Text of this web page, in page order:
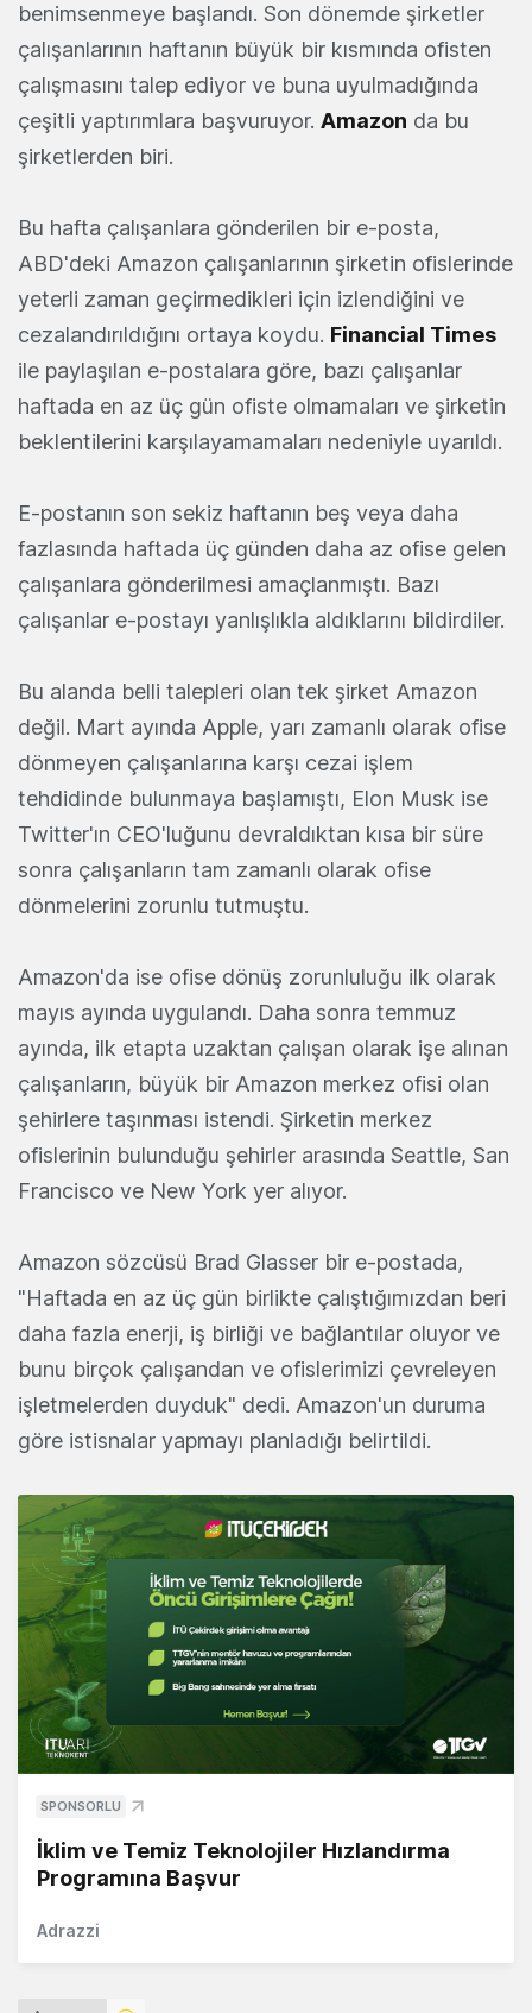
benimsenmeye başlandı. Son dönemde şirketler
çalışanlarının haftanın büyük bir kısmında ofisten
çalışmasını talep ediyor ve buna uyulmadığında
çeşitli yaptırımlara başvuruyor. Amazon da bu
şirketlerden biri.
Bu hafta çalışanlara gönderilen bir e-posta,
ABD'deki Amazon çalışanlarının şirketin ofislerinde
yeterli zaman geçirmedikleri için izlendiğini ve
cezalandırıldığını ortaya koydu. Financial Times
ile paylaşılan e-postalara göre, bazı çalışanlar
haftada en az üç gün ofiste olmamaları ve şirketin
beklentilerini karşılayamamaları nedeniyle uyarıldı.
E-postanın son sekiz haftanın beş veya daha
fazlasında haftada üç günden daha az ofise gelen
çalışanlara gönderilmesi amaçlanmıştı. Bazı
çalışanlar e-postayı yanlışlıkla aldıklarını bildirdiler.
Bu alanda belli talepleri olan tek şirket Amazon
değil. Mart ayında Apple, yarı zamanlı olarak ofise
dönmeyen çalışanlarına karşı cezai işlem
tehdidinde bulunmaya başlamıştı, Elon Musk ise
Twitter'ın CEO'luğunu devraldıktan kısa bir süre
sonra çalışanların tam zamanlı olarak ofise
dönmelerini zorunlu tutmuştu.
Amazon'da ise ofise dönüş zorunluluğu ilk olarak
mayıs ayında uygulandı. Daha sonra temmuz
ayında, ilk etapta uzaktan çalışan olarak işe alınan
çalışanların, büyük bir Amazon merkez ofisi olan
şehirlere taşınması istendi. Şirketin merkez
ofislerinin bulunduğu şehirler arasında Seattle, San
Francisco ve New York yer alıyor.
Amazon sözcüsü Brad Glasser bir e-postada,
"Haftada en az üç gün birlikte çalıştığımızdan beri
daha fazla enerji, iş birliği ve bağlantılar oluyor ve
bunu birçok çalışandan ve ofislerimizi çevreleyen
işletmelerden duyduk" dedi. Amazon'un duruma
göre istisnalar yapmayı planladığı belirtildi.
SPONSORLU
İklim ve Temiz Teknolojiler Hızlandırma
Programına Başvur
Adrazzi